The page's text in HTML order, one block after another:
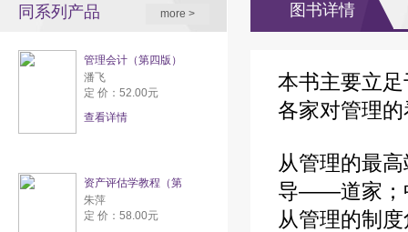
同系列产品 more >
管理会计（第四版）
潘飞
定 价：52.00元
查看详情
资产评估学教程（第
朱萍
定 价：58.00元
图书详情
本书主要立
各家对管理
从管理的最
导——道家；
从管理的制